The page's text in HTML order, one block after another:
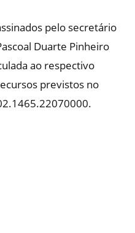
pelo secretário
Duarte Pinheiro
ao respectivo
previstos no